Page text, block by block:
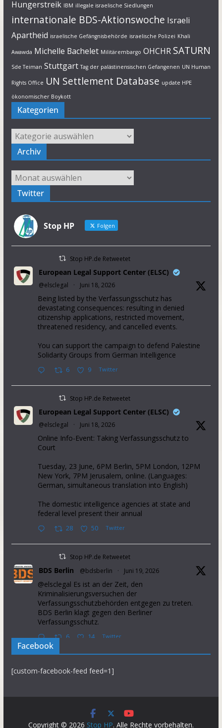
Hungerstreik IBM illegale israelische Siedlungen
internationale BDS-Aktionswoche Israeli
Apartheid israelische Gefängnisbehörde israelische Polizei Khali
Awawda Michelle Bachelet Militärembargo OHCHR SATURN
Sde Teiman Stuttgart Tag der palästinensischen Gefangenen UN Human
Rights Office UN Settlement Database update HPE
ökonomischer Boykott
Kategorien
Kategorien
Archiv
Archiv
Twitter
Stop HP Folgen
Stop HP.de Retweetet
European Legal Support Center (ELSC)
@elsclegal · Juni 18, 2026
Being listed by the Verfassungsschutz has
devastating consequences: resulting in denied
citizenship applications, restricted movement,
threatened residency, and cancelled events.
You can support the campaign to defend Palestine
Solidarity Groups from German Intelligence
6 9 Twitter
Stop HP.de Retweetet
European Legal Support Center (ELSC)
@elsclegal · Juni 18, 2026
Online Info-Event: Taking Verfassungsschutz to
Court
Tuesday, 23 June, 6PM Berlin, 5PM London, 12PM
New York, 7PM Jerusalem, online. (Languages:
German, simultaneous translation into English)
The domestic intelligence agencies at state and
federal level present their annual
28 50 Twitter
Stop HP.de Retweetet
BDS Berlin @bdsberlin · Juni 19, 2026
@elsclegal Es ist an der Zeit, den
Kriminalisierungsversuchen der
Verfassungsschutzbehörden entgegen zu treten.
BDS Berlin klagt gegen den Berliner
Verfassungsschutz.
6 14 Twitter
37 aid organisations from operating in the Occupied
Palestinian Territory. This will further intensify
Facebook
[custom-facebook-feed feed=1]
Copyright © 2026 Stop HP. Alle Rechte vorbehalten.